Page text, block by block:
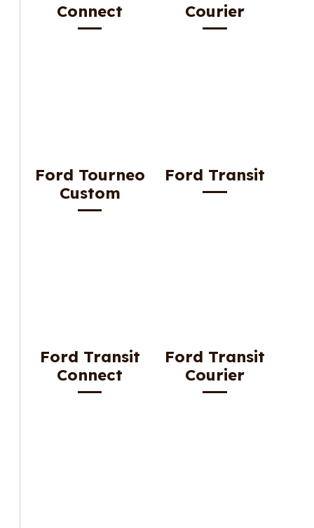
Connect
Courier
Ford Tourneo
Custom
Ford Transit
Ford Transit
Connect
Ford Transit
Courier